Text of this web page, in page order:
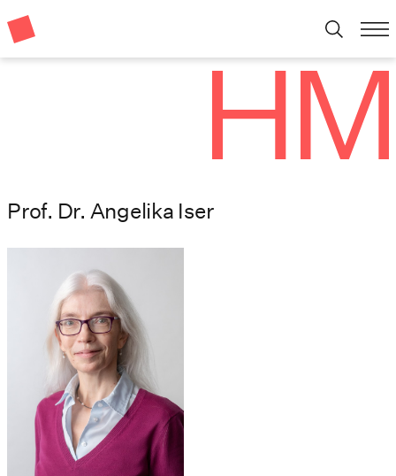
Prof. Dr. Angelika Iser